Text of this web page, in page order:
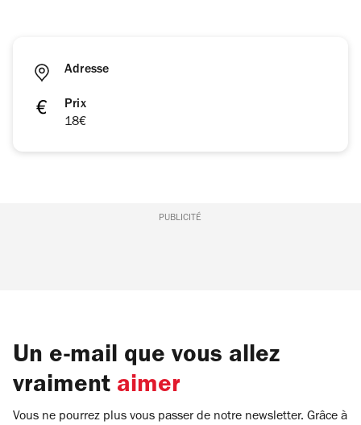
Adresse
Prix
18€
PUBLICITÉ
Un e-mail que vous allez
vraiment aimer
Vous ne pourrez plus vous passer de notre newsletter. Grâce à